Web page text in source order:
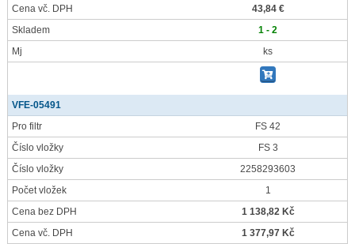
Cena vč. DPH
43,84 €
Skladem
1 - 2
Mj
ks
VFE-05491
Pro filtr
FS 42
Číslo vložky
FS 3
Číslo vložky
2258293603
Počet vložek
1
Cena bez DPH
1 138,82 Kč
Cena vč. DPH
1 377,97 Kč